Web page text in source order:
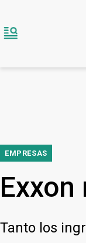
EMPRESAS
Tanto los